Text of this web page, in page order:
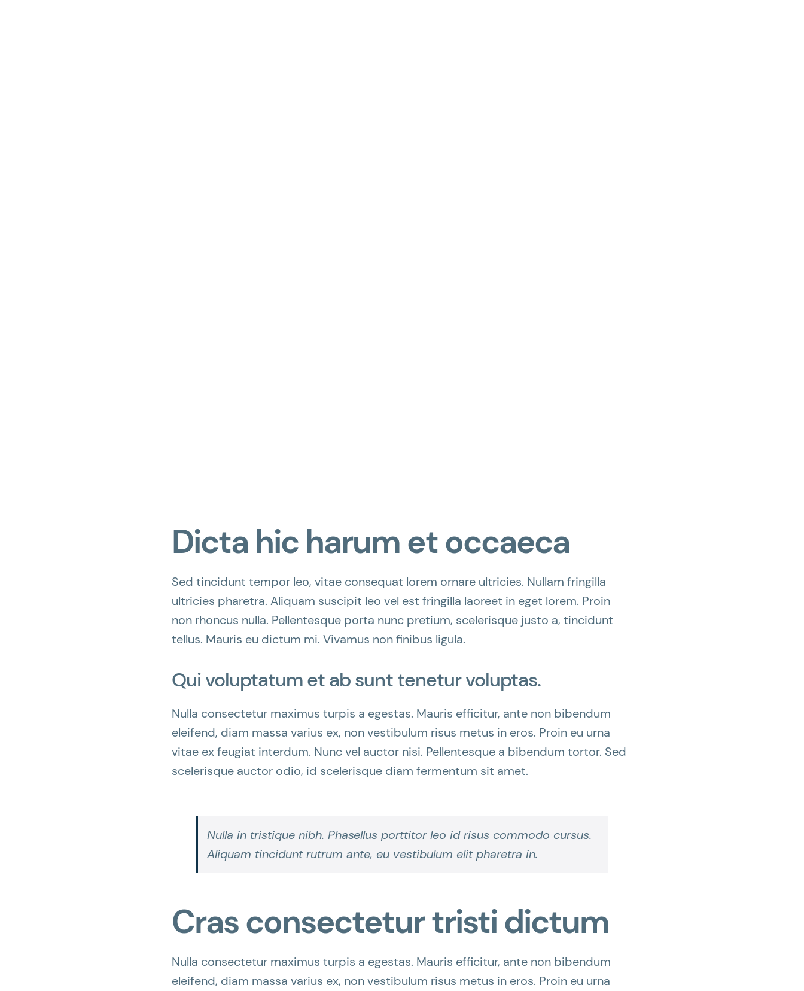
Dicta hic harum et occaeca
Sed tincidunt tempor leo, vitae consequat lorem ornare ultricies. Nullam fringilla
ultricies pharetra. Aliquam suscipit leo vel est fringilla laoreet in eget lorem. Proin
non rhoncus nulla. Pellentesque porta nunc pretium, scelerisque justo a, tincidunt
tellus. Mauris eu dictum mi. Vivamus non finibus ligula.
Qui voluptatum et ab sunt tenetur voluptas.
Nulla consectetur maximus turpis a egestas. Mauris efficitur, ante non bibendum
eleifend, diam massa varius ex, non vestibulum risus metus in eros. Proin eu urna
vitae ex feugiat interdum. Nunc vel auctor nisi. Pellentesque a bibendum tortor. Sed
scelerisque auctor odio, id scelerisque diam fermentum sit amet.
Nulla in tristique nibh. Phasellus porttitor leo id risus commodo cursus.
Aliquam tincidunt rutrum ante, eu vestibulum elit pharetra in.
Cras consectetur tristi dictum
Nulla consectetur maximus turpis a egestas. Mauris efficitur, ante non bibendum
eleifend, diam massa varius ex, non vestibulum risus metus in eros. Proin eu urna